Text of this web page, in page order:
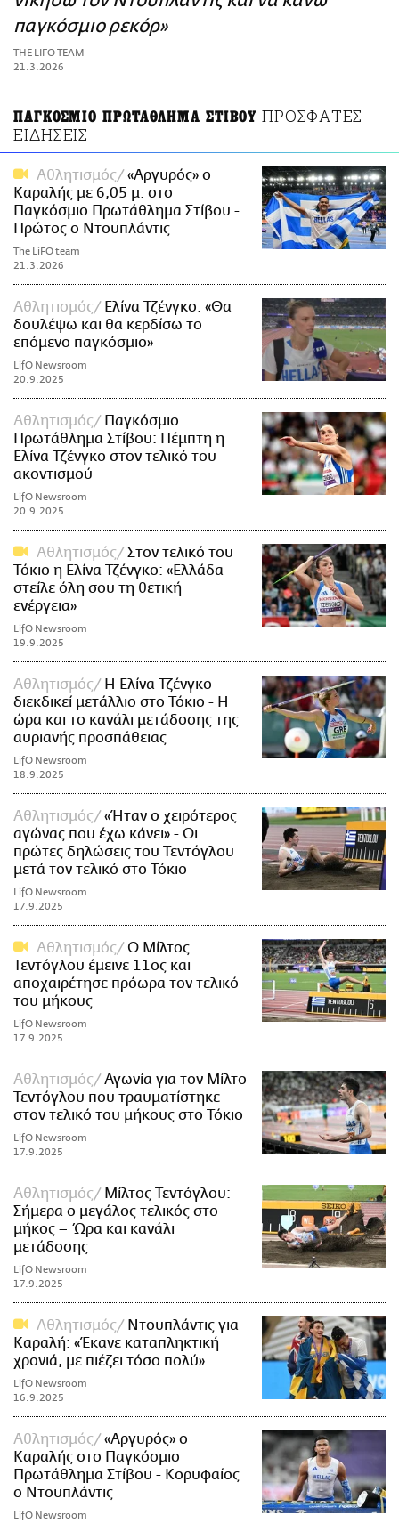
ΑΜΠΑ
PRINT
παγκόσμιο ρεκόρ»
THE LIFO TEAM
21.3.2026
ΠΑΓΚΟΣΜΙΟ ΠΡΩΤΑΘΛΗΜΑ ΣΤΙΒΟΥ ΠΡΟΣΦΑΤΕΣ
ΕΙΔΗΣΕΙΣ
Αθλητισμός
«Αργυρός» ο
Καραλής με 6,05 μ. στο
Παγκόσμιο Πρωτάθλημα Στίβου -
Πρώτος ο Ντουπλάντις
The LiFO team
21.3.2026
Αθλητισμός
Ελίνα Τζένγκο: «Θα
δουλέψω και θα κερδίσω το
επόμενο παγκόσμιο»
LifO Newsroom
20.9.2025
Αθλητισμός
Παγκόσμιο
Πρωτάθλημα Στίβου: Πέμπτη η
Ελίνα Τζένγκο στον τελικό του
ακοντισμού
LifO Newsroom
20.9.2025
Αθλητισμός
Στον τελικό του
Τόκιο η Ελίνα Τζένγκο: «Ελλάδα
στείλε όλη σου τη θετική
ενέργεια»
LifO Newsroom
19.9.2025
Αθλητισμός
Η Ελίνα Τζένγκο
διεκδικεί μετάλλιο στο Τόκιο - Η
ώρα και το κανάλι μετάδοσης της
αυριανής προσπάθειας
LifO Newsroom
18.9.2025
Αθλητισμός
«Ήταν ο χειρότερος
αγώνας που έχω κάνει» - Οι
πρώτες δηλώσεις του Τεντόγλου
μετά τον τελικό στο Τόκιο
LifO Newsroom
17.9.2025
Αθλητισμός
Ο Μίλτος
Τεντόγλου έμεινε 11ος και
αποχαιρέτησε πρόωρα τον τελικό
του μήκους
LifO Newsroom
17.9.2025
Αθλητισμός
Αγωνία για τον Μίλτο
Τεντόγλου που τραυματίστηκε
στον τελικό του μήκους στο Τόκιο
LifO Newsroom
17.9.2025
Αθλητισμός
Μίλτος Τεντόγλου:
Σήμερα ο μεγάλος τελικός στο
μήκος – Ώρα και κανάλι
μετάδοσης
LifO Newsroom
17.9.2025
Αθλητισμός
Ντουπλάντις για
Καραλή: «Έκανε καταπληκτική
χρονιά, με πιέζει τόσο πολύ»
LifO Newsroom
16.9.2025
Αθλητισμός
«Αργυρός» ο
Καραλής στο Παγκόσμιο
Πρωτάθλημα Στίβου - Κορυφαίος
ο Ντουπλάντις
LifO Newsroom